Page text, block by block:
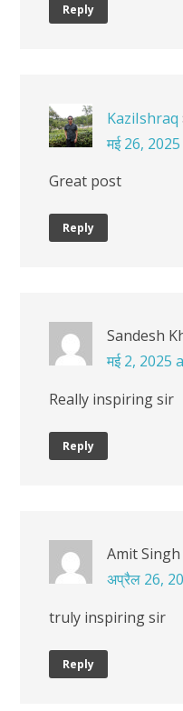
Reply
KaziIshraq
मई 26, 2025
Great post
Reply
Sandesh
मई 2, 2025
Really inspiring sir
Reply
Amit Singh
अप्रैल 26,
truly inspiring sir
Reply